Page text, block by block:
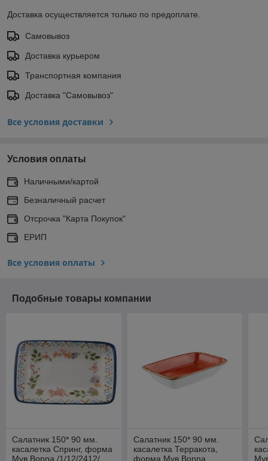
Доставка осуществляется только по предоплате.
Самовывоз
Доставка курьером
Транспортная компания
Доставка "Самовывоз"
Все условия доставки
Условия оплаты
Наличными/картой
Безналичный расчет
Отсрочка "Карта Покупок"
ЕРИП
Все условия оплаты
Подобные товары компании
Салатник 150* 90 мм.
касалетка Спринг, форма
Мув Bonna /1/12/2412/
Салатник 150* 90 мм.
касалетка Терракота,
форма Мув Bonna